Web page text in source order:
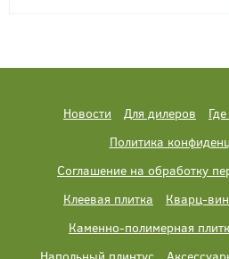
Новости Для дилеров
Политика
Соглашение на обработку
Клеевая плитка
Кварц-
Каменно-полимерная